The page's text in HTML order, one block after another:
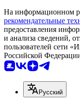
На информационном
рекомендательные
предоставления
и анализа сведений,
пользователей сети
Российской
Русский